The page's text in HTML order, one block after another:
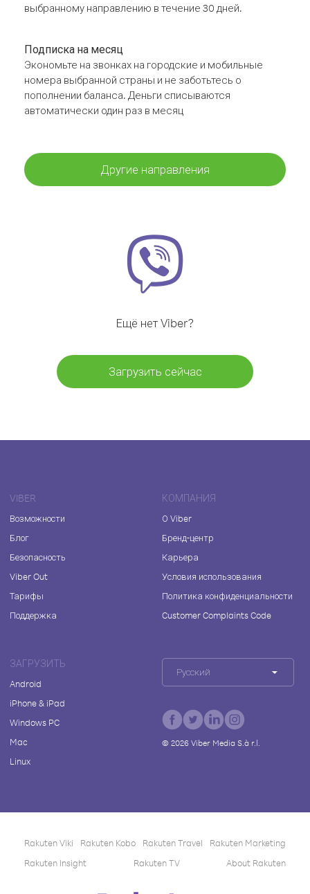
выбранному направлению в течение 30 дней.
Подписка на месяц
Экономьте на звонках на городские и мобильные
номера выбранной страны и не заботьтесь о
пополнении баланса. Деньги списываются
автоматически один раз в месяц
Другие направления
Ещё нет Viber?
Загрузить сейчас
VIBER
Возможности
Блог
Безопасность
Viber Out
Тарифы
Поддержка
КОМПАНИЯ
О Viber
Бренд-центр
Карьера
Условия использования
Политика конфиденциальности
Customer Complaints Code
ЗАГРУЗИТЬ
Android
iPhone & iPad
Windows PC
Mac
Linux
Русский
© 2026Viber Media S.à r.l.
Rakuten Viki Rakuten Kobo Rakuten Travel
Rakuten Marketing
Rakuten Insight
Rakuten TV About Rakuten